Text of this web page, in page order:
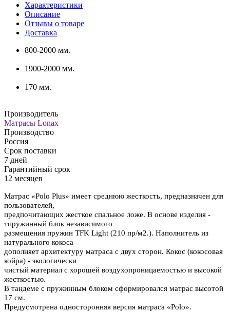
Характеристики
Описание
Отзывы о товаре
Доставка
800-2000 мм.
1900-2000 мм.
170 мм.
Производитель
Матрасы Lonax
Производство
Россия
Срок поставки
7 дней
Гарантийный срок
12 месяцев
Матрас «Polo Plus» имеет среднюю жесткость, предназначен для
пользователей,
предпочитающих жесткое спальное ложе. В основе изделия -
тпружинный блок независимого
размещения пружин TFK Light (210 пр/м2.). Наполнитель из
натурального кокоса
дополняет архитектуру матраса с двух сторон. Кокос (кокосовая
койра) - экологически
чистый материал с хорошей воздухопроницаемостью и высокой
жесткостью.
В тандеме с пружинным блоком сформировался матрас высотой
17 см.
Предусмотрена односторонняя версия матраса «Polo».